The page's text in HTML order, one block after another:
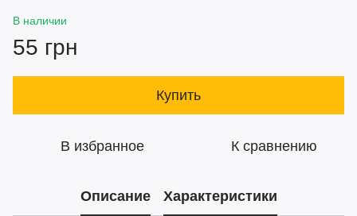
В наличии
55 грн
Купить
В избранное К сравнению
Описание Характеристики